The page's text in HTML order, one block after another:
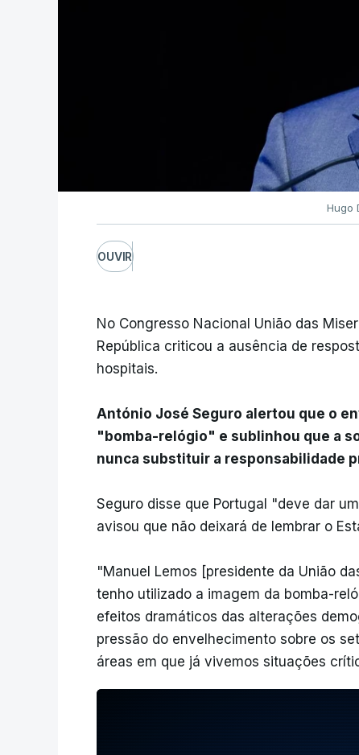
Hugo
OUVIR
No Congresso Nacional União das
República criticou a ausência de
hospitais.
António José Seguro alertou que o
"bomba-relógio" e sublinhou que a
nunca substituir a responsabilidade
Seguro disse que Portugal "deve dar
avisou que não deixará de lembrar o
"Manuel Lemos [presidente da União
tenho utilizado a imagem da bomba-
efeitos dramáticos das alterações
pressão do envelhecimento sobre os
áreas em que já vivemos situações